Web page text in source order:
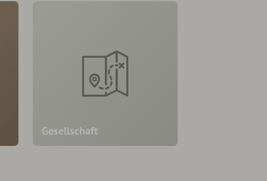
Gesellschaft